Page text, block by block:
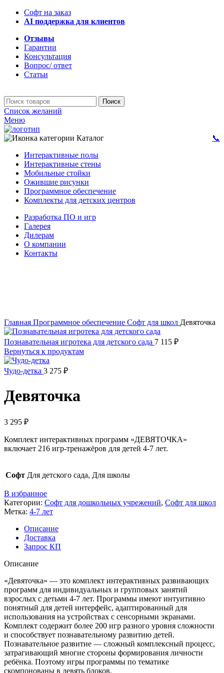
Софт на заказ
AI поддержка для клиентов
Отзывы
Гарантии
Консультация
Вопрос/ ответ
Статьи
Поиск
Список желаний
Меню
📞
Каталог
Интерактивные полы
Интерактивные стены
Мобильные стойки
Ожившие рисунки
Программное обеспечение
Комплекты для детских центров
Разработка ПО и игр
Галерея
Дилерам
О компании
Контакты
Главная Программное обеспечение Софт для школ Девяточка
Познавательная игротека для детского сада 7 115 ₽
Вернуться к продуктам
Чудо-детка 3 275 ₽
Девяточка
3 295 ₽
Комплект интерактивных программ «ДЕВЯТОЧКА»
включает 216 игр-тренажёров для детей 4-7 лет.
Софт Для детского сада, Для школы
В избранное
Категории: Софт для дошкольных учрежений, Софт для школ
Метка: 4-7 лет
Описание
Доставка
Запрос КП
Описание
«Девяточка» — это комплект интерактивных развивающих
про­грам­­м для инди­ви­дуальных и групповых занятий
взрослых с детьми 4-7 лет. Прог­рам­мы имеют интуитивно
понятный для детей интерфейс, адаптированный для
использования на устройствах с сенсорными экранами.
Комплект содержит более 200 игр разного уровня сложности
и способствует познавательному развитию детей.
Познавательное развитие — сложный комплексный процесс,
затра­гивающий многие стороны формирования личности
ребёнка. Поэтому игры программы по тематике
скомпонованы в девять блоков.